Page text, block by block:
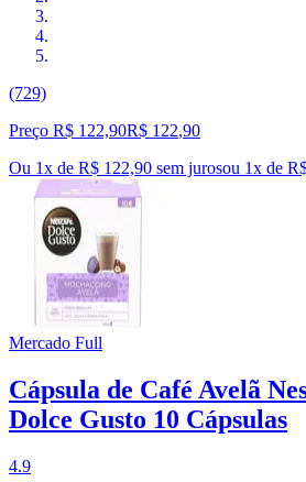
(729)
Preço R$ 122,90R$ 122,90
Ou 1x de R$ 122,90 sem jurosou 1x de
Mercado Full
Cápsula de Café Avelã
Dolce Gusto 10 Cápsulas
4.9